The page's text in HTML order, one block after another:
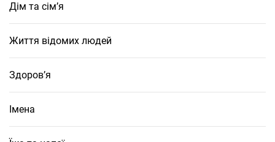
Дім та сім’я
Життя відомих людей
Здоров’я
Імена